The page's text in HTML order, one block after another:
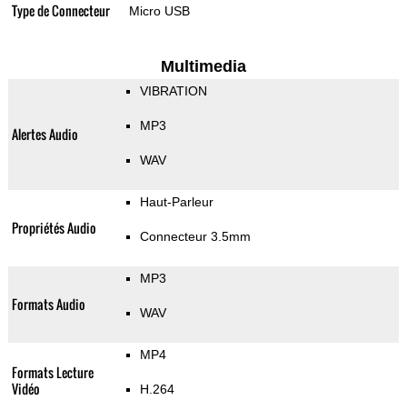
Type de Connecteur Micro USB
Multimedia
Alertes Audio
VIBRATION
MP3
WAV
Propriétés Audio
Haut-Parleur
Connecteur 3.5mm
Formats Audio
MP3
WAV
Formats Lecture
Vidéo
MP4
H.264